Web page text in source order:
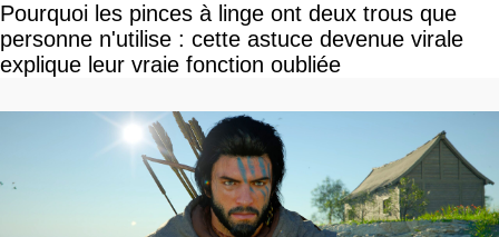
Pourquoi les pinces à linge ont deux trous que
personne n'utilise : cette astuce devenue virale
explique leur vraie fonction oubliée